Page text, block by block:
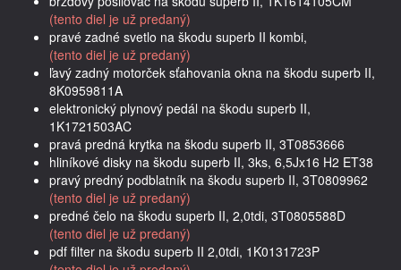
(tento diel je už predaný)
pravé zadné svetlo na škodu superb II kombi,
(tento diel je už predaný)
ľavý zadný motorček sťahovania okna na škodu superb II,
8K0959811A
elektronický plynový pedál na škodu superb II,
1K1721503AC
pravá predná krytka na škodu superb II, 3T0853666
hliníkové disky na škodu superb II, 3ks, 6,5Jx16 H2 ET38
pravý predný podblatník na škodu superb II, 3T0809962
(tento diel je už predaný)
predné čelo na škodu superb II, 2,0tdi, 3T0805588D
(tento diel je už predaný)
pdf filter na škodu superb II 2,0tdi, 1K0131723P